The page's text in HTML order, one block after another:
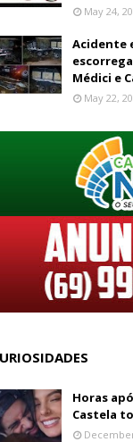
May 24,
Acidente
Médici e
May 22,
Horas
Castela